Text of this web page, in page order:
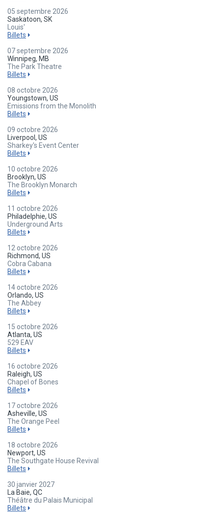
05 septembre 2026
Saskatoon, SK
Louis'
Billets
07 septembre 2026
Winnipeg, MB
The Park Theatre
Billets
08 octobre 2026
Youngstown, US
Emissions from the Monolith
Billets
09 octobre 2026
Liverpool, US
Sharkey's Event Center
Billets
10 octobre 2026
Brooklyn, US
The Brooklyn Monarch
Billets
11 octobre 2026
Philadelphie, US
Underground Arts
Billets
12 octobre 2026
Richmond, US
Cobra Cabana
Billets
14 octobre 2026
Orlando, US
The Abbey
Billets
15 octobre 2026
Atlanta, US
529 EAV
Billets
16 octobre 2026
Raleigh, US
Chapel of Bones
Billets
17 octobre 2026
Asheville, US
The Orange Peel
Billets
18 octobre 2026
Newport, US
The Southgate House Revival
Billets
30 janvier 2027
La Baie, QC
Théâtre du Palais Municipal
Billets